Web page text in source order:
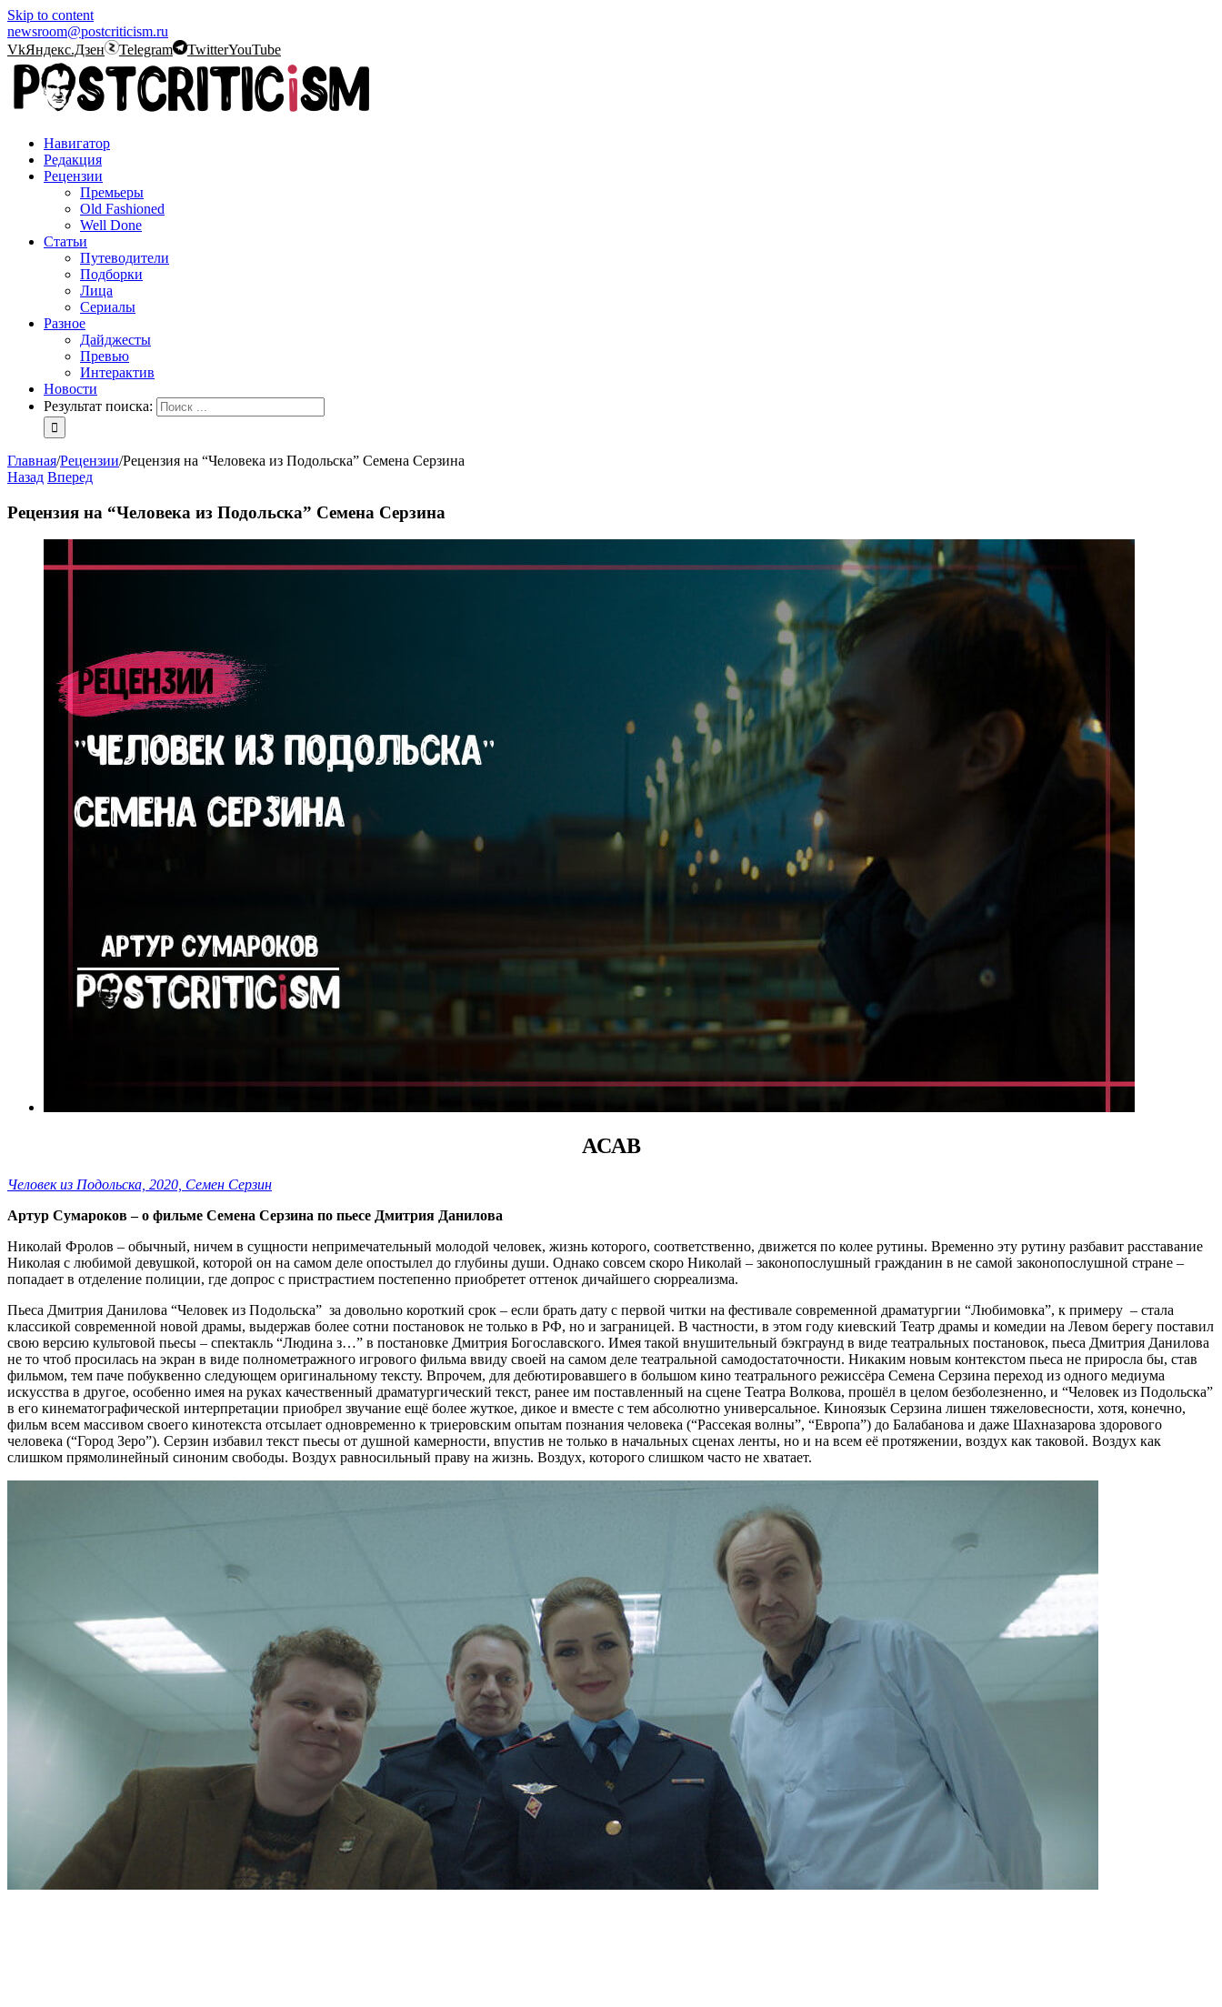
Skip to content
newsroom@postcriticism.ru
VkЯндекс.Дзен Telegram TwitterYouTube
Навигатор
Редакция
Рецензии
Премьеры
Old Fashioned
Well Done
Статьи
Путеводители
Подборки
Лица
Сериалы
Разное
Дайджесты
Превью
Интерактив
Новости
Результат поиска:
Главная/Рецензии/Рецензия на “Человека из Подольска” Семена Серзина
Назад Вперед
Рецензия на “Человека из Подольска” Семена Серзина
АСАВ
Человек из Подольска, 2020, Семен Серзин
Артур Сумароков – о фильме Семена Серзина по пьесе Дмитрия Данилова
Николай Фролов – обычный, ничем в сущности непримечательный молодой человек, жизнь которого, соответственно, движется по колее рутины. Временно эту рутину разбавит расставание
Николая с любимой девушкой, которой он на самом деле опостылел до глубины души. Однако совсем скоро Николай – законопослушный гражданин в не самой законопослушной стране –
попадает в отделение полиции, где допрос с пристрастием постепенно приобретет оттенок дичайшего сюрреализма.
Пьеса Дмитрия Данилова “Человек из Подольска” за довольно короткий срок – если брать дату с первой читки на фестивале современной драматургии “Любимовка”, к примеру – стала
классикой современной новой драмы, выдержав более сотни постановок не только в РФ, но и заграницей. В частности, в этом году киевский Театр драмы и комедии на Левом берегу поставил
свою версию культовой пьесы – спектакль “Людина з…” в постановке Дмитрия Богославского. Имея такой внушительный бэкграунд в виде театральных постановок, пьеса Дмитрия Данилова
не то чтоб просилась на экран в виде полнометражного игрового фильма ввиду своей на самом деле театральной самодостаточности. Никаким новым контекстом пьеса не приросла бы, став
фильмом, тем паче побуквенно следующем оригинальному тексту. Впрочем, для дебютировавшего в большом кино театрального режиссёра Семена Серзина переход из одного медиума
искусства в другое, особенно имея на руках качественный драматургический текст, ранее им поставленный на сцене Театра Волкова, прошёл в целом безболезненно, и “Человек из Подольска”
в его кинематографической интерпретации приобрел звучание ещё более жуткое, дикое и вместе с тем абсолютно универсальное. Киноязык Серзина лишен тяжеловесности, хотя, конечно,
фильм всем массивом своего кинотекста отсылает одновременно к триеровским опытам познания человека (“Рассекая волны”, “Европа”) до Балабанова и даже Шахназарова здорового
человека (“Город Зеро”). Серзин избавил текст пьесы от душной камерности, впустив не только в начальных сценах ленты, но и на всем её протяжении, воздух как таковой. Воздух как
слишком прямолинейный синоним свободы. Воздух равносильный праву на жизнь. Воздух, которого слишком часто не хватает.